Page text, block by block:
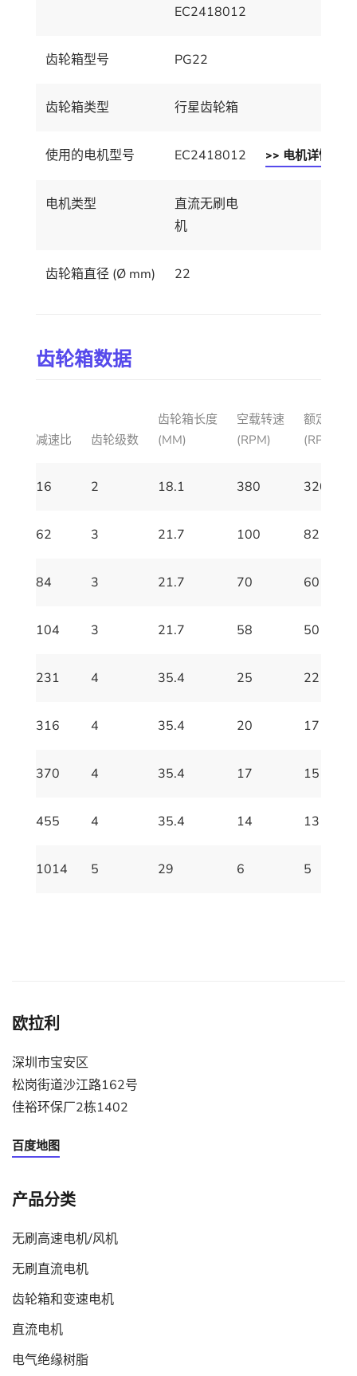
EC2418012
齿轮箱型号 PG22
齿轮箱类型 行星齿轮箱
使用的电机型号 EC2418012 >> 电机详情
电机类型
直流无刷电
机
齿轮箱直径 (Ø mm) 22
齿轮箱数据
减速比 齿轮级数
齿轮箱长度
(MM)
空载转速
(RPM)
额定转速
(RPM)
16 2 18.1 380 320
62 3 21.7 100 82
84 3 21.7 70 60
104 3 21.7 58 50
231 4 35.4 25 22
316 4 35.4 20 17
370 4 35.4 17 15
455 4 35.4 14 13
1014 5 29 6 5
欧拉利
深圳市宝安区
松岗街道沙江路162号
佳裕环保厂2栋1402
百度地图
产品分类
无刷高速电机/风机
无刷直流电机
齿轮箱和变速电机
直流电机
电气绝缘树脂